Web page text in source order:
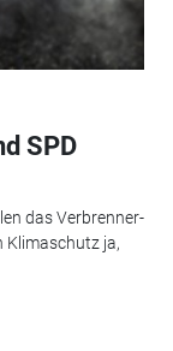
SPD
das Verbrenner-
Klimaschutz ja,